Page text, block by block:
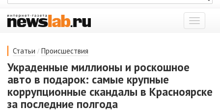
Показать
меню
Статьи / Происшествия
Украденные миллионы и роскошное
авто в подарок: самые крупные
коррупционные скандалы в Красноярске
за последние полгода